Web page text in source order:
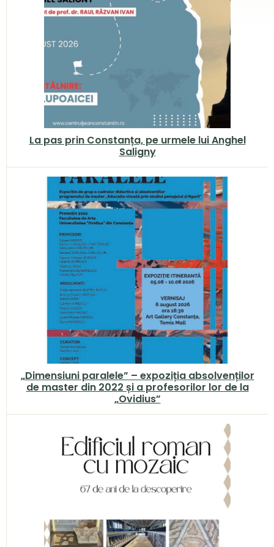
La pas prin Constanța, pe urmele lui Anghel
Saligny
„Dimensiuni paralele” – expoziția absolvenților
de master din 2022 și a profesorilor lor de la
„Ovidius”